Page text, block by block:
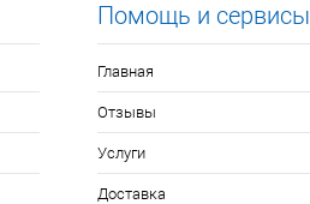
Помощь и сервисы
Главная
Отзывы
Услуги
Доставка